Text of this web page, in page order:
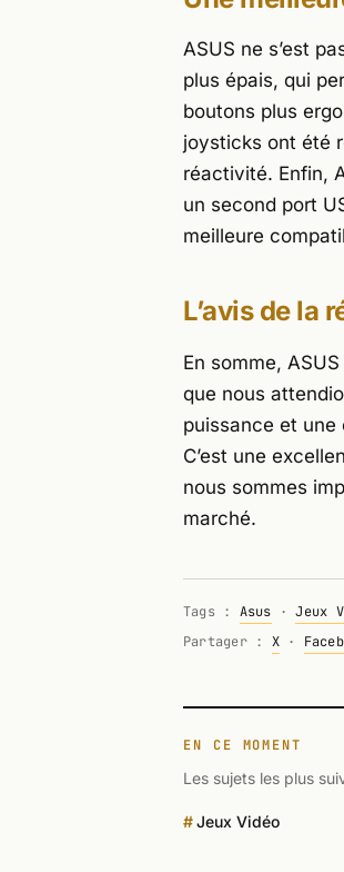
ASUS ne s’est
plus épais, qui
boutons plus
joysticks ont été
réactivité. Enfin,
un second port
meilleure
L’avis de la
En somme,
que nous
puissance et une
C’est une
nous sommes
marché.
Tags : Asus ·Jeux
Partager : X·
EN CE MOMENT
Les sujets les plus
Jeux Vidéo